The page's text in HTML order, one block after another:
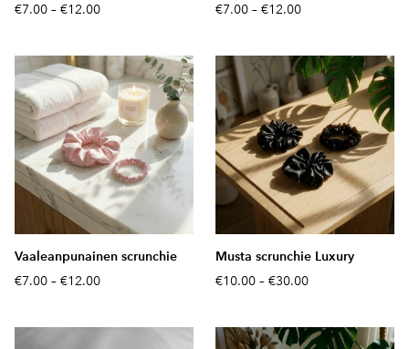
€7.00 – €12.00
€7.00 – €12.00
Vaaleanpunainen scrunchie
€7.00 – €12.00
Musta scrunchie Luxury
€10.00 – €30.00